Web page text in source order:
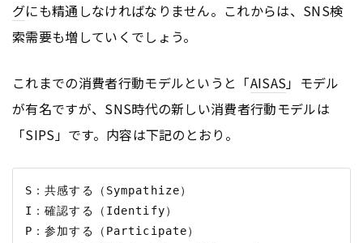
グにも精通しなければなりません。これからは、SNS検
索需要も増していくでしょう。
これまでの消費者行動モデルというと「AISAS」モデル
が有名ですが、SNS時代の新しい消費者行動モデルは
「SIPS」です。内容は下記のとおり。
S：共感する（Sympathize）
I：確認する（Identify）
P：参加する（Participate）